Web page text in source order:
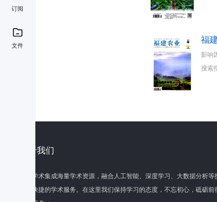
订阅
文件
福
影响
搜索
关于我们
百度学术集成海量学术资源，融合人工智能、深度学习、大数据分析
全面快捷的学术服务。在这里我们保持学习的态度，不忘初心，砥砺前